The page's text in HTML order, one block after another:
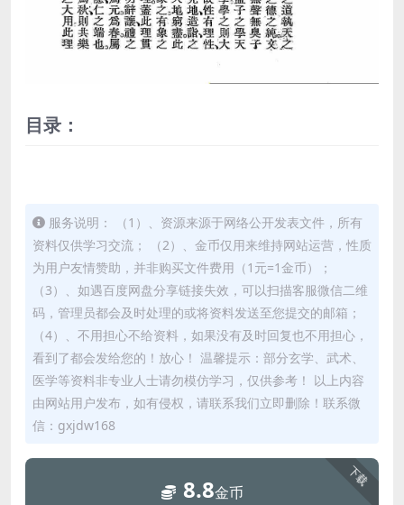
目录：
服务说明： （1）、资源来源于网络公开发表文件，所有
资料仅供学习交流； （2）、金币仅用来维持网站运营，性质
为用户友情赞助，并非购买文件费用（1元=1金币）；
（3）、如遇百度网盘分享链接失效，可以扫描客服微信二维
码，管理员都会及时处理的或将资料发送至您提交的邮箱；
（4）、不用担心不给资料，如果没有及时回复也不用担心，
看到了都会发给您的！放心！ 温馨提示：部分玄学、武术、
医学等资料非专业人士请勿模仿学习，仅供参考！ 以上内容
由网站用户发布，如有侵权，请联系我们立即删除！联系微
信：gxjdw168
下载
8.8金币